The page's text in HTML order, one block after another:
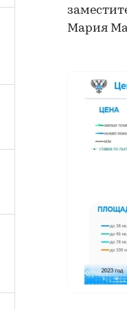
Мария